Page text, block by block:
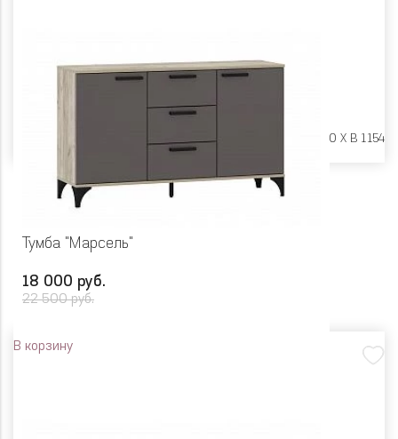
Ш 1084 X Г 400 X В 1154
Тумба "Марсель"
18 000 руб.
22 500 руб.
В корзину